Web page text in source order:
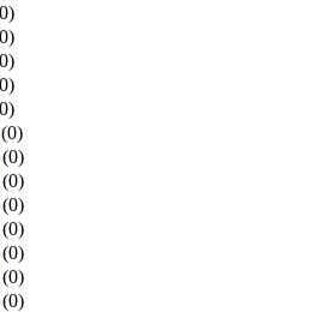
0)
0)
0)
0)
0)
(0)
(0)
(0)
(0)
(0)
(0)
(0)
(0)